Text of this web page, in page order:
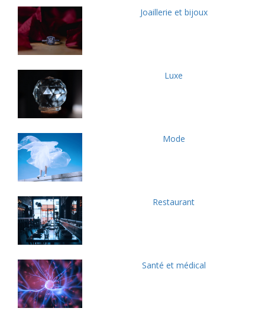
Joaillerie et bijoux
Luxe
Mode
Restaurant
Santé et médical